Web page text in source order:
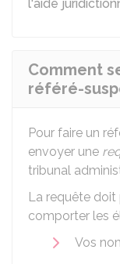
l'aide
Comment
référé-
Pour faire un
envoyer une
tribunal
La requête
comporter les
Vos